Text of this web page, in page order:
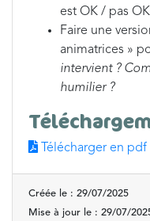
est OK / pas
Faire une
animatrices »
intervient ?
humilier ?
Télécharger en pdf
Créée le : 29/07/2025
Mise à jour le : 29/07/